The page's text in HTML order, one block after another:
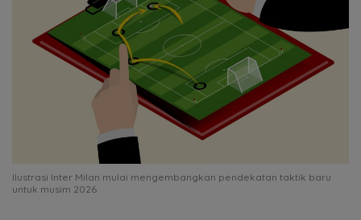
Ilustrasi Inter Milan mulai mengembangkan pendekatan taktik baru
untuk musim 2026